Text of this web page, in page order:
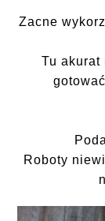
Zacne
Tu akurat
Roboty